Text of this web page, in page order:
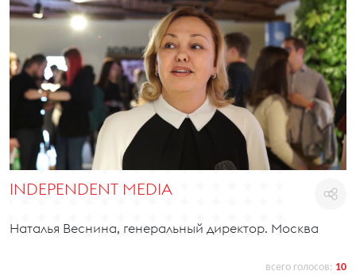
INDEPENDENT MEDIA
Наталья Веснина, генеральный директор. Москва
всего голосов: 10